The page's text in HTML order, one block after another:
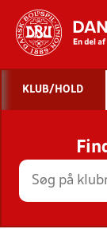
KLUB/HOLD